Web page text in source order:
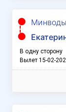
Минводы
В одну сторону
Вылет 15-02-